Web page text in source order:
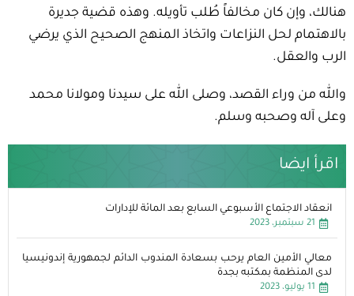
هنالك، وإن كان مخالفاً طُلب تأويله. وهذه قضية جديرة
بالاهتمام لحل النزاعات واتخاذ المنهج الصحيح الذي يرضي
الرب والعقل.
والله من وراء القصد، وصلى الله على سيدنا ومولانا محمد
وعلى آله وصحبه وسلم.
اقرأ ايضا
انعقاد الاجتماع الأسبوعي السابع بعد المائة للإدارات
21 سبتمبر، 2023
معالي الأمين العام يرحب بسعادة المندوب الدائم لجمهورية إندونيسيا
لدى المنظمة بمكتبه بجدة
11 يوليو، 2023